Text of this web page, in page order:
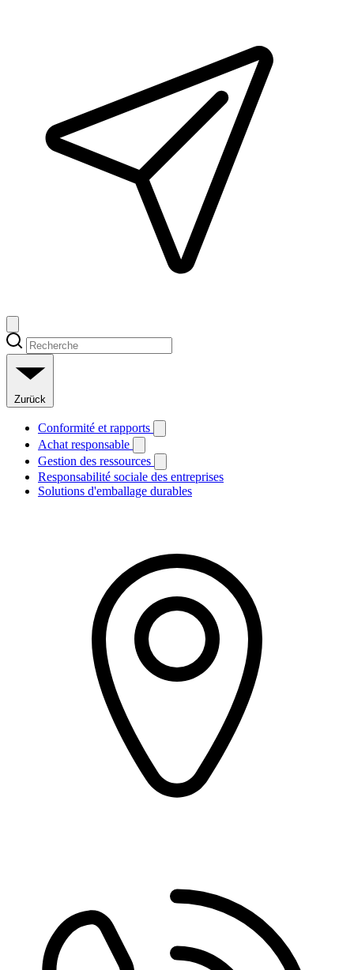
Zurück
Conformité et rapports
Achat responsable
Gestion des ressources
Responsabilité sociale des entreprises
Solutions d'emballage durables